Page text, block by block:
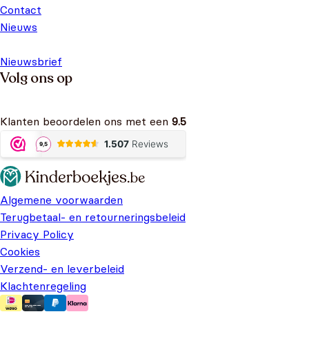
Contact
Nieuws
Nieuwsbrief
Volg ons op
Klanten beoordelen ons met een 9.5
Algemene voorwaarden
Terugbetaal- en retourneringsbeleid
Privacy Policy
Cookies
Verzend- en leverbeleid
Klachtenregeling